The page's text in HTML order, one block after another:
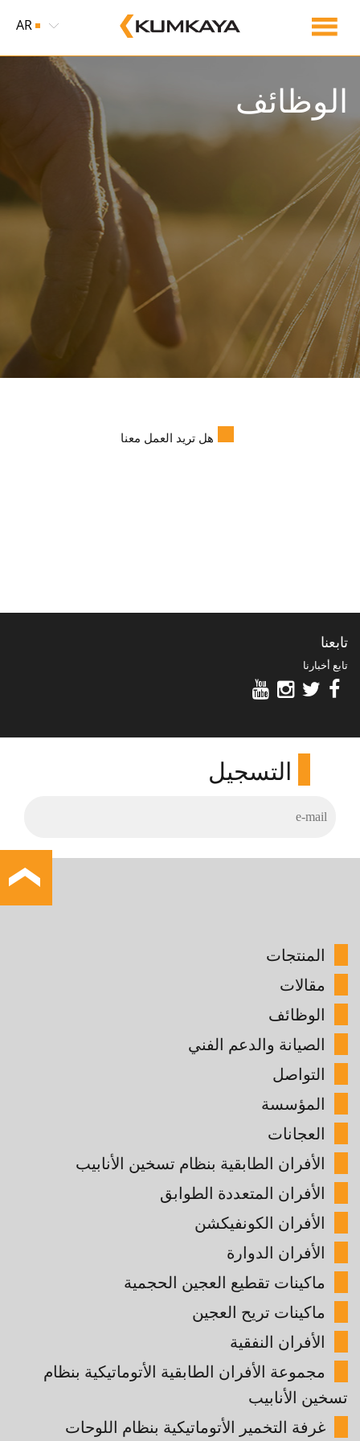
AR
الوظائف
هل تريد العمل معنا
تابعنا
تابع أخبارنا
التسجيل
المنتجات
مقالات
الوظائف
الصيانة والدعم الفني
التواصل
المؤسسة
العجانات
الأفران الطابقية بنظام تسخين الأنابيب
الأفران المتعددة الطوابق
الأفران الكونفيكشن
الأفران الدوارة
ماكينات تقطيع العجين الحجمية
ماكينات تريح العجين
الأفران النفقية
مجموعة الأفران الطابقية الأتوماتيكية بنظام
تسخين الأنابيب
غرفة التخمير الأتوماتيكية بنظام اللوحات